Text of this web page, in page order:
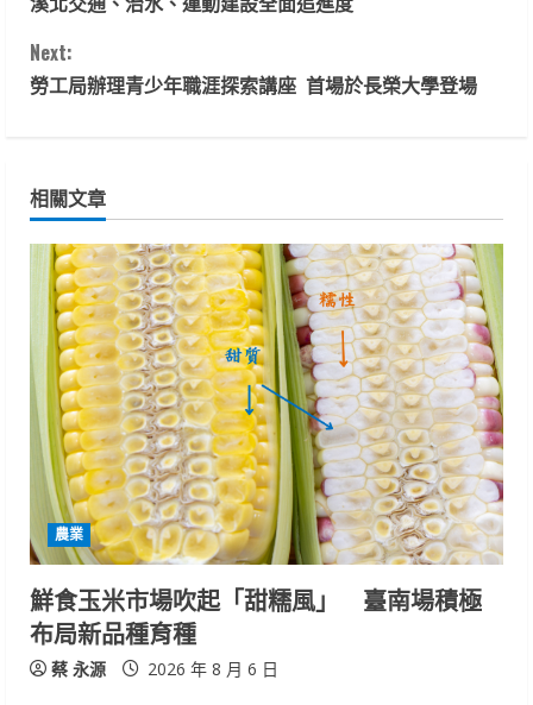
o
n
i
n
u
e
R
e
a
d
i
n
g
Next:
勞工局辦理青少年職涯探索講座 首場於長榮大學登場
相關文章
農業
鮮食玉米市場吹起「甜糯風」 臺南場積極
布局新品種育種
蔡 永源 2026 年 8 月 6 日